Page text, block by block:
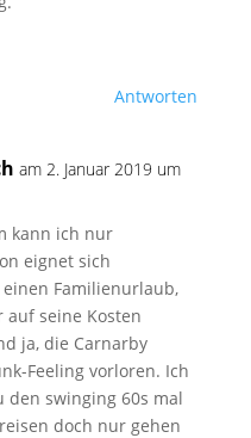
Antworten
am 2. Januar 2019 um
kann ich nur
eignet sich
Familienurlaub,
seine Kosten
ja, die Carnarby
Feeling vorloren. Ich
den swinging 60s mal
doch nur gehen